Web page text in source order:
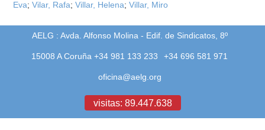
Eva;Vilar, Rafa;Villar, Helena;Villar, Miro
AELG : Avda. Alfonso Molina - Edif. de Sindicatos, 8º
15008 A Coruña +34 981 133 233 +34 696 581 971
oficina@aelg.org
visitas: 89.447.638